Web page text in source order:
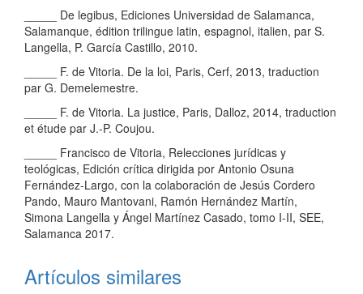
_____ De legibus, Ediciones Universidad de Salamanca,
Salamanque, édition trilingue latin, espagnol, italien, par S.
Langella, P. García Castillo, 2010.
_____ F. de Vitoria. De la loi, Paris, Cerf, 2013, traduction
par G. Demelemestre.
_____ F. de Vitoria. La justice, Paris, Dalloz, 2014, traduction
et étude par J.-P. Coujou.
_____ Francisco de Vitoria, Relecciones jurídicas y
teológicas, Edición crítica dirigida por Antonio Osuna
Fernández-Largo, con la colaboración de Jesús Cordero
Pando, Mauro Mantovani, Ramón Hernández Martín,
Simona Langella y Ángel Martínez Casado, tomo I-II, SEE,
Salamanca 2017.
Artículos similares